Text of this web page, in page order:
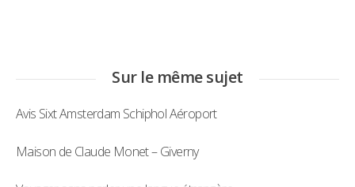
Sur le même sujet
Avis Sixt Amsterdam Schiphol Aéroport
Maison de Claude Monet – Giverny